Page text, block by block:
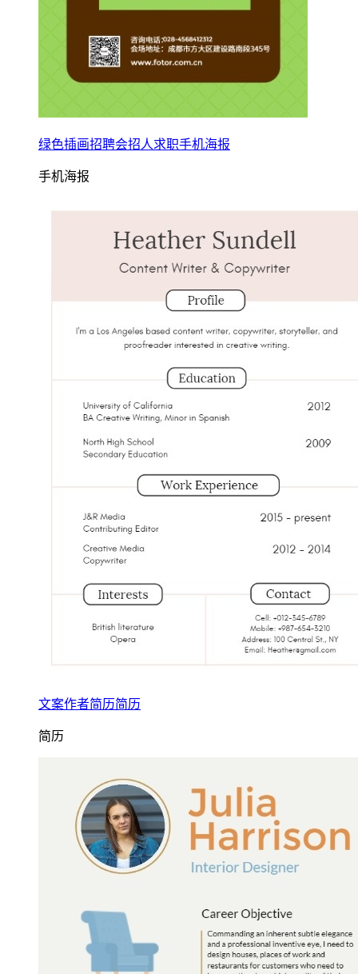
绿色插画招聘会招人求职手机海报
手机海报
文案作者简历简历
简历